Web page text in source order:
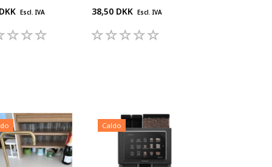
Escl. IVA
38,50 DKK
Escl. IVA
Caldo